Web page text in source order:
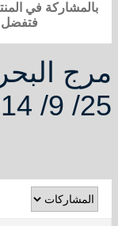
بالمشاركة في
فتفضل
مرج
25/ 9/ 2014